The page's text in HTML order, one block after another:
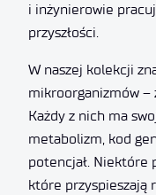
i inżynierowie
przyszłości.
W naszej kolekcji
mikroorganizmów –
Każdy z nich ma
metabolizm, kod
potencjał. Niektóre
które przyspieszają